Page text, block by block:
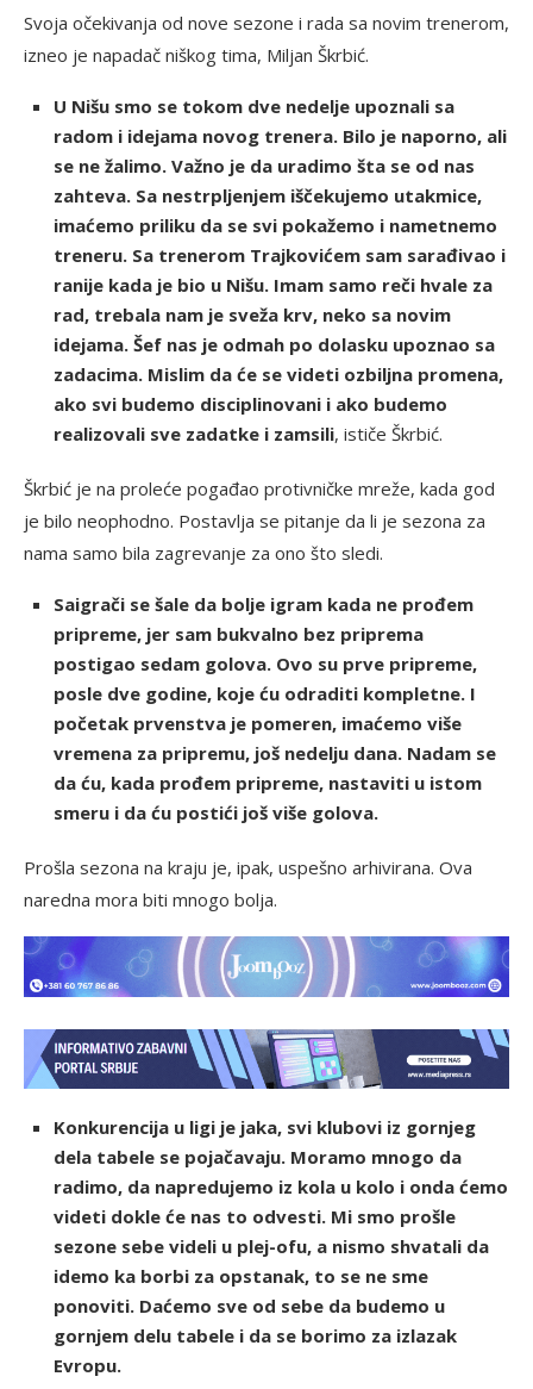
Svoja očekivanja od nove sezone i rada sa novim trenerom,
izneo je napadač niškog tima, Miljan Škrbić.
U Nišu smo se tokom dve nedelje upoznali sa
radom i idejama novog trenera. Bilo je naporno, ali
se ne žalimo. Važno je da uradimo šta se od nas
zahteva. Sa nestrpljenjem iščekujemo utakmice,
imaćemo priliku da se svi pokažemo i nametnemo
treneru. Sa trenerom Trajkovićem sam sarađivao i
ranije kada je bio u Nišu. Imam samo reči hvale za
rad, trebala nam je sveža krv, neko sa novim
idejama. Šef nas je odmah po dolasku upoznao sa
zadacima. Mislim da će se videti ozbiljna promena,
ako svi budemo disciplinovani i ako budemo
realizovali sve zadatke i zamsili, ističe Škrbić.
Škrbić je na proleće pogađao protivničke mreže, kada god
je bilo neophodno. Postavlja se pitanje da li je sezona za
nama samo bila zagrevanje za ono što sledi.
Saigrači se šale da bolje igram kada ne prođem
pripreme, jer sam bukvalno bez priprema
postigao sedam golova. Ovo su prve pripreme,
posle dve godine, koje ću odraditi kompletne. I
početak prvenstva je pomeren, imaćemo više
vremena za pripremu, još nedelju dana. Nadam se
da ću, kada prođem pripreme, nastaviti u istom
smeru i da ću postići još više golova.
Prošla sezona na kraju je, ipak, uspešno arhivirana. Ova
naredna mora biti mnogo bolja.
Konkurencija u ligi je jaka, svi klubovi iz gornjeg
dela tabele se pojačavaju. Moramo mnogo da
radimo, da napredujemo iz kola u kolo i onda ćemo
videti dokle će nas to odvesti. Mi smo prošle
sezone sebe videli u plej-ofu, a nismo shvatali da
idemo ka borbi za opstanak, to se ne sme
ponoviti. Daćemo sve od sebe da budemo u
gornjem delu tabele i da se borimo za izlazak
Evropu.